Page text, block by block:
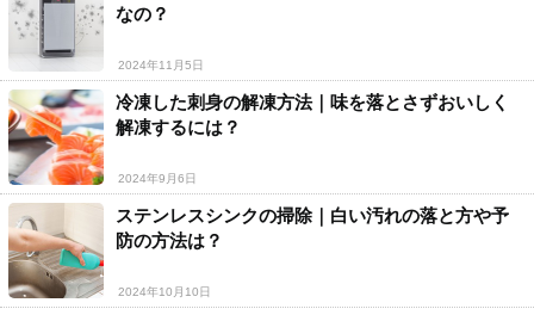
なの？
2024年11月5日
冷凍した刺身の解凍方法｜味を落とさずおいしく
解凍するには？
2024年9月6日
ステンレスシンクの掃除｜白い汚れの落と方や予
防の方法は？
2024年10月10日